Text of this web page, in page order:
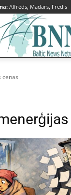
Alfrēds, Madars, Fredis
cenas